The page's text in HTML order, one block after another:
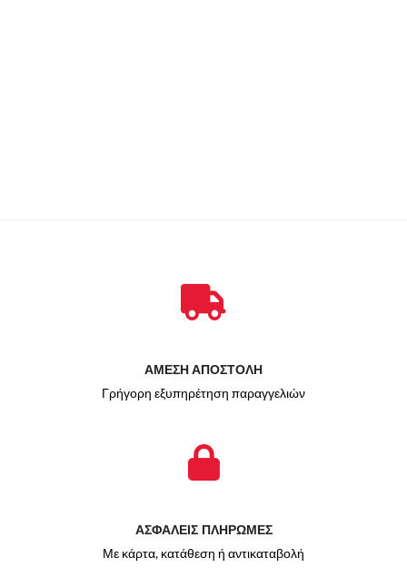
ΑΜΕΣΗ ΑΠΟΣΤΟΛΗ
Γρήγορη εξυπηρέτηση παραγγελιών
ΑΣΦΑΛΕΙΣ ΠΛΗΡΩΜΕΣ
Με κάρτα, κατάθεση ή αντικαταβολή